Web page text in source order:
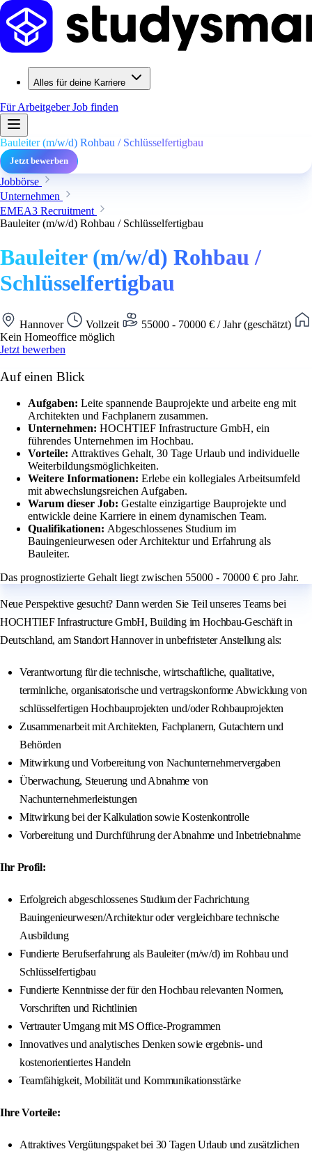
Alles für deine Karriere
Für ArbeitgeberJob finden
Bauleiter (m/w/d) Rohbau / Schlüsselfertigbau
Jetzt bewerben
Jobbörse
Unternehmen
EMEA3 Recruitment
Bauleiter (m/w/d) Rohbau / Schlüsselfertigbau
Bauleiter (m/w/d) Rohbau /
Schlüsselfertigbau
Hannover Vollzeit
55000 - 70000 € / Jahr (geschätzt)
Kein Homeoffice möglich
Jetzt bewerben
Auf einen Blick
Aufgaben: Leite spannende Bauprojekte und arbeite eng mit
Architekten und Fachplanern zusammen.
Unternehmen: HOCHTIEF Infrastructure GmbH, ein
führendes Unternehmen im Hochbau.
Vorteile: Attraktives Gehalt, 30 Tage Urlaub und individuelle
Weiterbildungsmöglichkeiten.
Weitere Informationen: Erlebe ein kollegiales Arbeitsumfeld
mit abwechslungsreichen Aufgaben.
Warum dieser Job: Gestalte einzigartige Bauprojekte und
entwickle deine Karriere in einem dynamischen Team.
Qualifikationen: Abgeschlossenes Studium im
Bauingenieurwesen oder Architektur und Erfahrung als
Bauleiter.
Das prognostizierte Gehalt liegt zwischen 55000 - 70000 € pro Jahr.
Neue Perspektive gesucht? Dann werden Sie Teil unseres Teams bei
HOCHTIEF Infrastructure GmbH, Building im Hochbau-Geschäft in
Deutschland, am Standort Hannover in unbefristeter Anstellung als:
Verantwortung für die technische, wirtschaftliche, qualitative,
terminliche, organisatorische und vertragskonforme Abwicklung von
schlüsselfertigen Hochbauprojekten und/oder Rohbauprojekten
Zusammenarbeit mit Architekten, Fachplanern, Gutachtern und
Behörden
Mitwirkung und Vorbereitung von Nachunternehmervergaben
Überwachung, Steuerung und Abnahme von
Nachunternehmerleistungen
Mitwirkung bei der Kalkulation sowie Kostenkontrolle
Vorbereitung und Durchführung der Abnahme und Inbetriebnahme
Ihr Profil:
Erfolgreich abgeschlossenes Studium der Fachrichtung
Bauingenieurwesen/Architektur oder vergleichbare technische
Ausbildung
Fundierte Berufserfahrung als Bauleiter (m/w/d) im Rohbau und
Schlüsselfertigbau
Fundierte Kenntnisse der für den Hochbau relevanten Normen,
Vorschriften und Richtlinien
Vertrauter Umgang mit MS Office-Programmen
Innovatives und analytisches Denken sowie ergebnis- und
kostenorientiertes Handeln
Teamfähigkeit, Mobilität und Kommunikationsstärke
Ihre Vorteile:
Attraktives Vergütungspaket bei 30 Tagen Urlaub und zusätzlichen